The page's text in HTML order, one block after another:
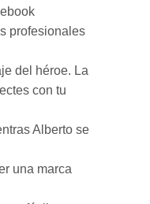
profesionales
del héroe. La
con tu
Alberto se
una marca